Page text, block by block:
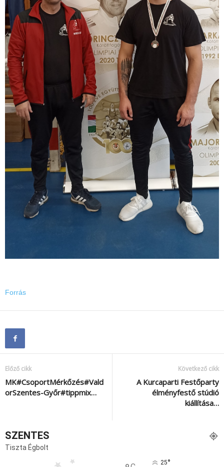
Forrás
Előző cikk
MK#CsoportMérkőzés#Vald
orSzentes-Győr#tippmix…
Következő cikk
A Kurcaparti Festőparty
élményfestő stúdió
kiállítása…
SZENTES
Tiszta Égbolt
25°